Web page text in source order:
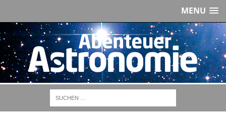
MENU